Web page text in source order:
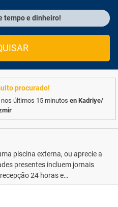
tempo e dinheiro!
procurado!
últimos 15 minutos en Kadriye/
piscina externa, ou aprecie a
presentes incluem jornais
24 horas e
grátis sem